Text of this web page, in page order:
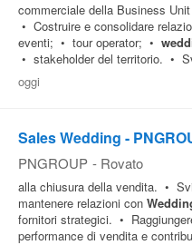
commerciale della Business
• Costruire e consolidare
eventi; • tour operator; •
• stakeholder del territorio. •
oggi
Sales Wedding -
PNGROUP - Rovato
alla chiusura della vendita. •
mantenere relazioni con
fornitori strategici. •
performance di vendita e